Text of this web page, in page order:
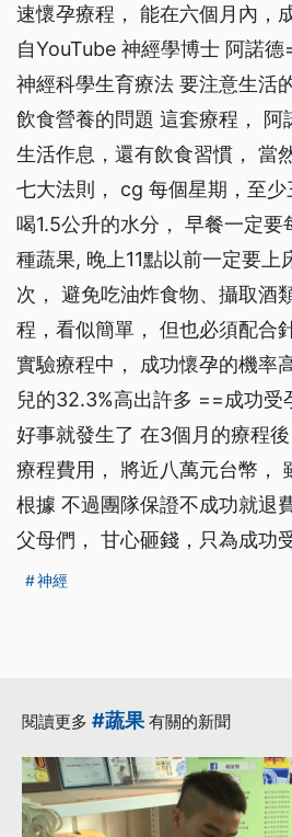
速懷孕療程， 能在六個月內，
自YouTube 神經學博士 阿諾
神經科學生育療法 要注意生活
飲食營養的問題 這套療程， 阿
生活作息，還有飲食習慣， 當
七大法則， cg 每個星期，至
喝1.5公升的水分， 早餐一定
種蔬果, 晚上11點以前一定要上
次， 避免吃油炸食物、攝取酒
程，看似簡單， 但也必須配合
實驗療程中， 成功懷孕的機率
兒的32.3%高出許多 ==成功受
好事就發生了 在3個月的療程
療程費用， 將近八萬元台幣，
根據 不過團隊保證不成功就退
父母們， 甘心砸錢，只為成功
神經
閱讀更多 #蔬果有關的新聞